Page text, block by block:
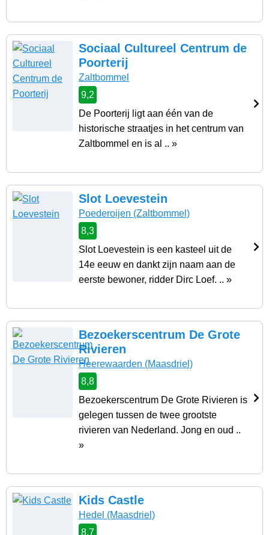
Sociaal Cultureel Centrum de
Poorterij
Zaltbommel
9,2
De Poorterij ligt aan één van de
historische straatjes in het centrum van
Zaltbommel en is al .. »
Slot Loevestein
Poederoijen (Zaltbommel)
8,3
Slot Loevestein is een kasteel uit de
14e eeuw en dankt zijn naam aan de
eerste bewoner, ridder Dirc Loef. .. »
Bezoekerscentrum De Grote
Rivieren
Heerewaarden (Maasdriel)
8,8
Bezoekerscentrum De Grote Rivieren is
gelegen tussen de twee grootste
rivieren van Nederland. Jong en oud ..
»
Kids Castle
Hedel (Maasdriel)
8,7